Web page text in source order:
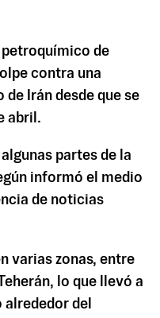
de
contra una
Irán desde que se
abril.
partes de la
informó el medio
de noticias
varias zonas, entre
lo que llevó a
alrededor del